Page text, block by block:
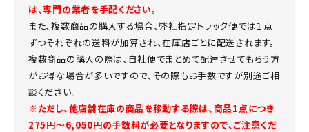
は、専門の業者を手配ください。
また、複数商品の購入する場合、弊社指定トラック便では１点
ずつそれぞれの送料が加算され、在庫店ごとに配送されます。
複数商品の購入の際は、自社便でまとめて配達させてもらう方
がお得な場合が多いですので、その際もお手数ですが別途ご相
談ください。
※ただし、他店舗在庫の商品を移動する際は、商品1点につき
275円～6,050円の手数料が必要となりますので、ご注意くだ